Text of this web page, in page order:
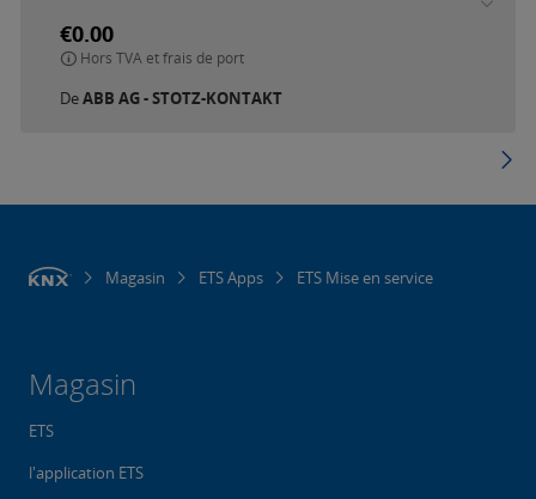
€0.00
Hors TVA et frais de port
DeABB AG - STOTZ-KONTAKT
Magasin ETS Apps ETS Mise en service
Magasin
ETS
l'application ETS